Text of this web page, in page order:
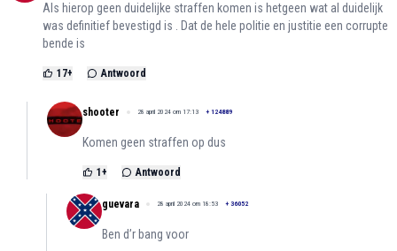
Als hierop geen duidelijke straffen komen is hetgeen wat al duidelijk
was definitief bevestigd is . Dat de hele politie en justitie een corrupte
bende is
17+ Antwoord
shooter 28 april 2024 om 17:13 + 124889
Komen geen straffen op dus
1 + Antwoord
guevara 28 april 2024 om 18:53 + 36052
Ben d’r bang voor